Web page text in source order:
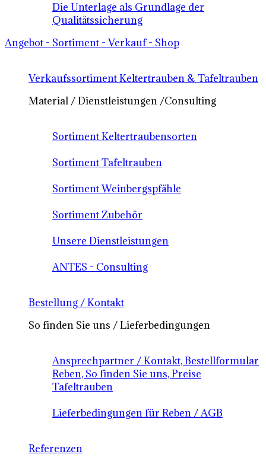
Die Unterlage als Grundlage der
Qualitätssicherung
Angebot - Sortiment - Verkauf - Shop
Verkaufssortiment Keltertrauben & Tafeltrauben
Material / Dienstleistungen /Consulting
Sortiment Keltertraubensorten
Sortiment Tafeltrauben
Sortiment Weinbergspfähle
Sortiment Zubehör
Unsere Dienstleistungen
ANTES - Consulting
Bestellung / Kontakt
So finden Sie uns / Lieferbedingungen
Ansprechpartner / Kontakt, Bestellformular
Reben, So finden Sie uns, Preise
Tafeltrauben
Lieferbedingungen für Reben / AGB
Referenzen